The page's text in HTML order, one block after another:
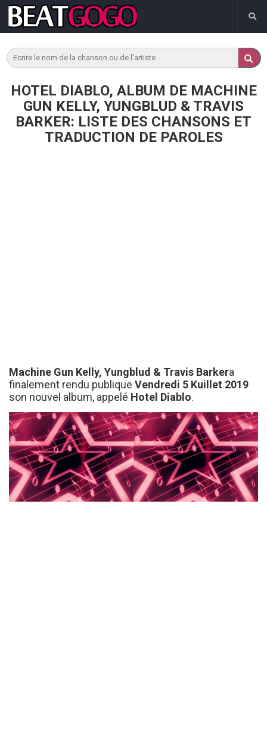
HOTEL DIABLO, ALBUM DE MACHINE
GUN KELLY, YUNGBLUD & TRAVIS
BARKER: LISTE DES CHANSONS ET
TRADUCTION DE PAROLES
Machine Gun Kelly, Yungblud & Travis Barkera
finalement rendu publique Vendredi 5 Kuillet 2019
son nouvel album, appelé Hotel Diablo.